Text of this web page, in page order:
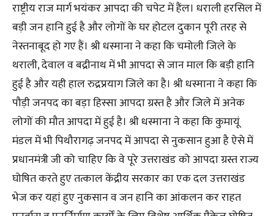
राष्ट्रीय राज मार्ग भयंकर आपदा की चपेट में हैंल। धराली हरसिल में
बड़ी जन हानि हुई है और लोगों के घर होटल दुकान पूरी तरह से
नेस्तनाबूद हो गए हैं। श्री धस्माना ने कहा कि चमोली जिले के
थराली, देवाल व बद्रीनाथ में भी आपदा से जान माल कि बड़ी हानि
हुई है और यही हाल रुद्रप्रयाग जिले का है। श्री धस्माना ने कहा कि
पौड़ी जनपद का बड़ा हिस्सा आपदा ग्रस्त है और जिले में अनेक
लोगों की मौत आपदा में हुई है। श्री धस्माना ने कहा कि कुमायूं
मंडल में भी पिथौरागढ़ जनपद में आपदा से नुकसान हुआ है ऐसे में
प्रधानमंत्री जी को चाहिए कि वे पूरे उत्तराखंड को आपदा ग्रस्त राज्य
घोषित करते हुए तत्काल केंद्रीय सरकार का एक दल उत्तराखंड
भेज कर यहां हुए नुकसान व जन हानि का आंकलन कर राहत